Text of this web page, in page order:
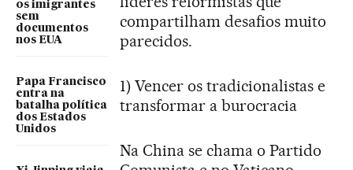
os imigrantes
sem
documentos
nos EUA
Papa Francisco
entra na
batalha política
dos Estados
Unidos
compartilham desafios muito
parecidos.
1) Vencer os tradicionalistas e
transformar a burocracia
Na China se chama o Partido